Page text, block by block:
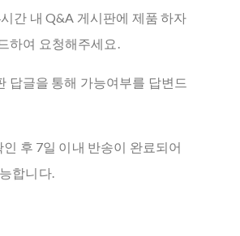
간 내 Q&A 게시판에 제품 하자
하여 요청해주세요.
답글을 통해 가능여부를 답변드
후 7일 이내 반송이 완료되어
합니다.